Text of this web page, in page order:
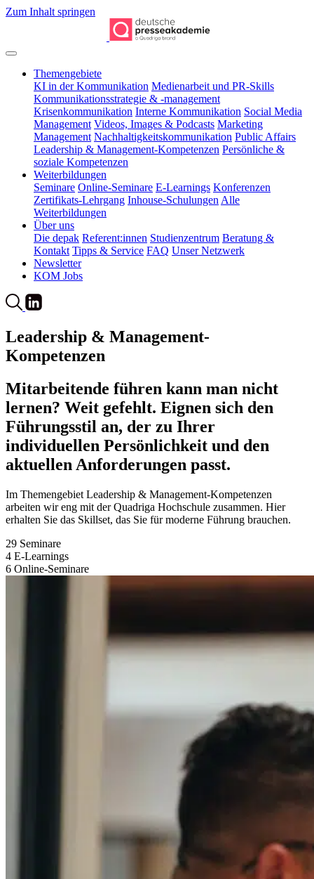
Zum Inhalt springen
Themengebiete
KI in der Kommunikation Medienarbeit und PR-Skills
Kommunikations­strategie & -management
Krisenkommunikation Interne Kommunikation Social Media
Management Videos, Images & Podcasts Marketing
Management Nachhaltigkeitskommunikation Public Affairs
Leadership & Management-Kompetenzen Persönliche &
soziale Kompetenzen
Weiterbildungen
Seminare Online-Seminare E-Learnings Konferenzen
Zertifikats-Lehrgang Inhouse-Schulungen Alle
Weiterbildungen
Über uns
Die depak Referent:innen Studienzentrum Beratung &
Kontakt Tipps & Service FAQ Unser Netzwerk
Newsletter
KOM Jobs
Leadership & Management-
Kompetenzen
Mitarbeitende führen kann man nicht
lernen? Weit gefehlt. Eignen sich den
Führungsstil an, der zu Ihrer
individuellen Persönlichkeit und den
aktuellen Anforderungen passt.
Im Themengebiet Leadership & Management-Kompetenzen
arbeiten wir eng mit der Quadriga Hochschule zusammen. Hier
erhalten Sie das Skillset, das Sie für moderne Führung brauchen.
29 Seminare
4 E-Learnings
6 Online-Seminare